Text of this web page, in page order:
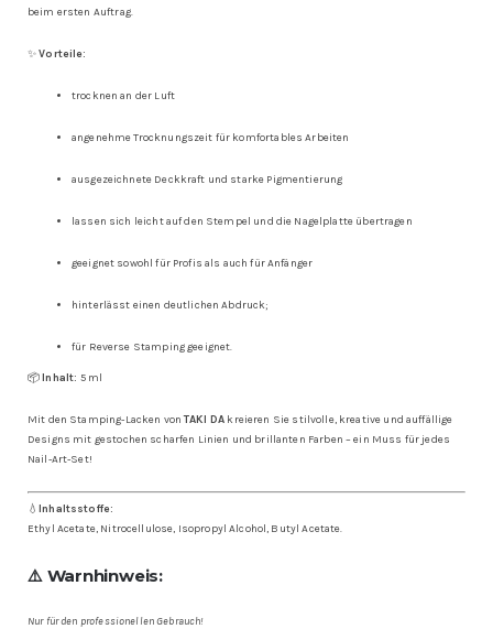
beim ersten Auftrag.
✨Vorteile:
trocknen an der Luft
angenehme Trocknungszeit für komfortables Arbeiten
ausgezeichnete Deckkraft und starke Pigmentierung
lassen sich leicht auf den Stempel und die Nagelplatte übertragen
geeignet sowohl für Profis als auch für Anfänger
hinterlässt einen deutlichen Abdruck;
für Reverse Stamping geeignet.
📦Inhalt: 5 ml
Mit den Stamping-Lacken vonTAKI DA kreieren Sie stilvolle, kreative und auffällige
Designs mit gestochen scharfen Linien und brillanten Farben – ein Muss für jedes
Nail-Art-Set!
💧Inhaltsstoffe:
Ethyl Acetate, Nitrocellulose, Isopropyl Alcohol, Butyl Acetate.
⚠️ Warnhinweis:
Nur für den professionellen Gebrauch!